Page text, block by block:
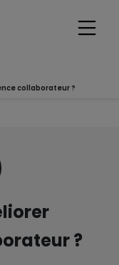
collaborateur ?
?